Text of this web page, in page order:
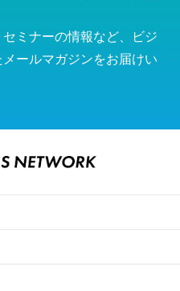
ミナーの情報など、ビジ
ールマガジンをお届けい